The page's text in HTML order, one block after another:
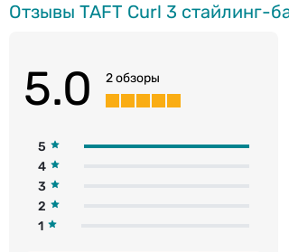
Отзывы TAFT Curl 3 cтайлинг-
5.0 2 обзоры
5
4
3
2
1